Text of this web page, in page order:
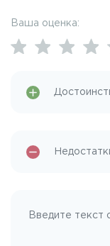
Ваша оценка: